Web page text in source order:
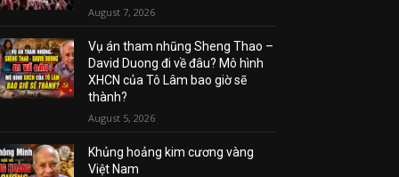
August 7, 2026
Vụ án tham nhũng Sheng Thao –
David Duong đi về đâu? Mô hình
XHCN của Tô Lâm bao giờ sẽ
thành?
August 5, 2026
Khủng hoảng kim cương vàng
Việt Nam